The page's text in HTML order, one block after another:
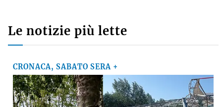
Le notizie più lette
CRONACA, SABATO SERA +